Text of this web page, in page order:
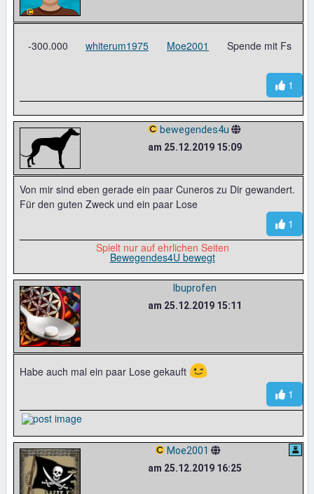
-300.000 whiterum1975 Moe2001 Spende mit Fs
1
bewegendes4u
am 25.12.2019 15:09
Von mir sind eben gerade ein paar Cuneros zu Dir gewandert.
Für den guten Zweck und ein paar Lose
1
Spielt nur auf ehrlichen Seiten
Bewegendes4U bewegt
Ibuprofen
am 25.12.2019 15:11
Habe auch mal ein paar Lose gekauft 😉
1
Moe2001
am 25.12.2019 16:25